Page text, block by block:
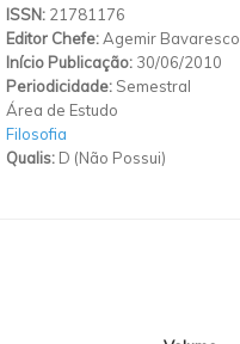
ISSN: 21781176
Editor Chefe:Agemir Bavaresco
Início Publicação: 30/06/2010
Periodicidade: Semestral
Área de Estudo
Filosofia
Qualis: D (Não Possui)